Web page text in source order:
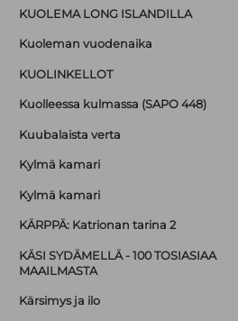
KUOLEMA LONG ISLANDILLA
Kuoleman vuodenaika
KUOLINKELLOT
Kuolleessa kulmassa (SAPO 448)
Kuubalaista verta
Kylmä kamari
Kylmä kamari
KÄRPPÄ: Katrionan tarina 2
KÄSI SYDÄMELLÄ - 100 TOSIASIAA
MAAILMASTA
Kärsimys ja ilo